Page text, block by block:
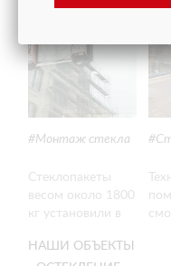
Монтаж стекла
Стеклопакеты
весом около 1800
кг установили в
строящихся
НАШИ ОБЪЕКТЫ